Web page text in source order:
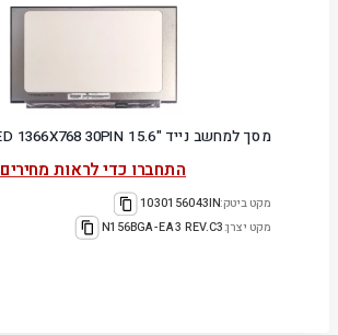
מסך למחשב נייד "15.6 LED 1366X768 30PIN
התחברו כדי לראות מחירים
מקט ביטק:1030156043IN
מקט יצרן:N156BGA-EA3 REV.C3